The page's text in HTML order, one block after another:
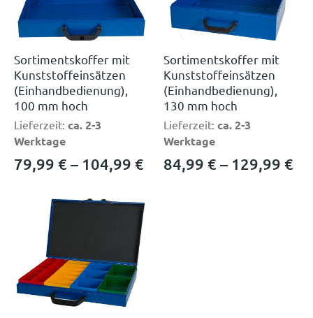
Sortimentskoffer mit
Kunststoffeinsätzen
(Einhandbedienung),
100 mm hoch
Lieferzeit: ca. 2-3
Werktage
79,99 € – 104,99 €
Sortimentskoffer mit
Kunststoffeinsätzen
(Einhandbedienung),
130 mm hoch
Lieferzeit: ca. 2-3
Werktage
84,99 € – 129,99 €